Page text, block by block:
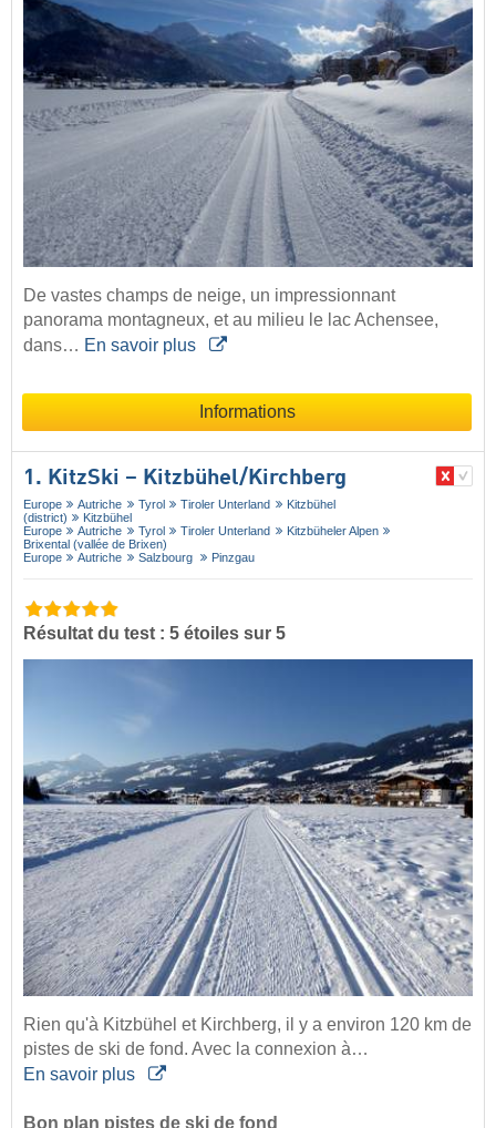
De vastes champs de neige, un impressionnant
panorama montagneux, et au milieu le lac Achensee,
dans… En savoir plus
Informations
1. KitzSki – Kitzbühel/​Kirchberg
Europe Autriche Tyrol Tiroler Unterland
Kitzbühel
(district)
Kitzbühel
Europe
Autriche Tyrol Tiroler Unterland
Kitzbüheler Alpen
Brixental (vallée de Brixen)
Europe
Autriche Salzbourg Pinzgau
Résultat du test : 5 étoiles sur 5
Rien qu'à Kitzbühel et Kirchberg, il y a environ 120 km de
pistes de ski de fond. Avec la connexion à…
En savoir plus
Bon plan pistes de ski de fond